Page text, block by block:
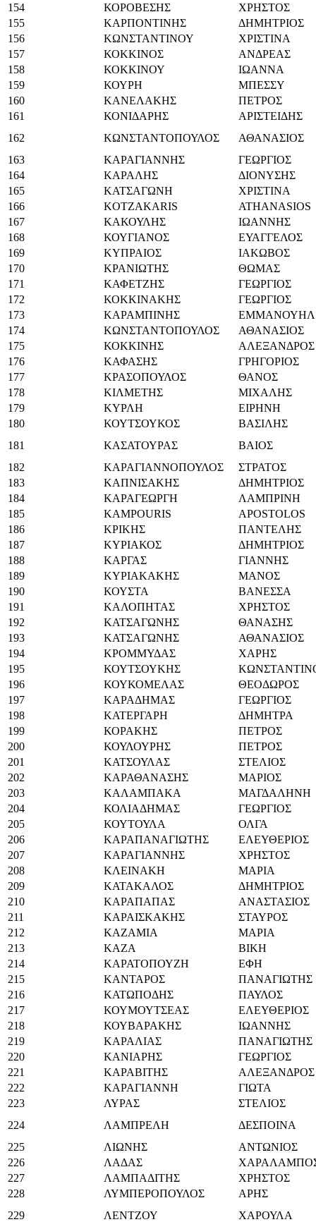
154
ΚΟΡΟΒΕΣΗΣ
ΧΡΗΣΤΟΣ
155
ΚΑΡΠΟΝΤΙΝΗΣ
ΔΗΜΗΤΡΙΟΣ
156
ΚΩΝΣΤΑΝΤΙΝΟΥ
ΧΡΙΣΤΙΝΑ
157
ΚΟΚΚΙΝΟΣ
ΑΝΔΡΕΑΣ
158
ΚΟΚΚΙΝΟΥ
ΙΩΑΝΝΑ
159
ΚΟΥΡΗ
ΜΠΕΣΣΥ
160
ΚΑΝΕΛΑΚΗΣ
ΠΕΤΡΟΣ
161
ΚΟΝΙΔΑΡΗΣ
ΑΡΙΣΤΕΙΔΗΣ
162
ΚΩΝΣΤΑΝΤΟΠΟΥΛΟΣ
ΑΘΑΝΑΣΙΟΣ
163
ΚΑΡΑΓΙΑΝΝΗΣ
ΓΕΩΡΓΙΟΣ
164
ΚΑΡΑΛΗΣ
ΔΙΟΝΥΣΗΣ
165
ΚΑΤΣΑΓΩΝΗ
ΧΡΙΣΤΙΝΑ
166
KOTZAKARIS
ATHANASIOS
167
ΚΑΚΟΥΛΗΣ
ΙΩΑΝΝΗΣ
168
ΚΟΥΓΙΑΝΟΣ
ΕΥΑΓΓΕΛΟΣ
169
ΚΥΠΡΑΙΟΣ
ΙΑΚΩΒΟΣ
170
ΚΡΑΝΙΩΤΗΣ
ΘΩΜΑΣ
171
ΚΑΦΕΤΖΗΣ
ΓΕΩΡΓΙΟΣ
172
ΚΟΚΚΙΝΑΚΗΣ
ΓΕΩΡΓΙΟΣ
173
ΚΑΡΑΜΠΙΝΗΣ
ΕΜΜΑΝΟΥΗΛ
174
ΚΩΝΣΤΑΝΤΟΠΟΥΛΟΣ
ΑΘΑΝΑΣΙΟΣ
175
ΚΟΚΚΙΝΗΣ
ΑΛΕΞΑΝΔΡΟΣ
176
ΚΑΦΑΣΗΣ
ΓΡΗΓΟΡΙΟΣ
177
ΚΡΑΣΟΠΟΥΛΟΣ
ΘΑΝΟΣ
178
ΚΙΛΜΕΤΗΣ
ΜΙΧΑΛΗΣ
179
ΚΥΡΛΗ
ΕΙΡΗΝΗ
180
ΚΟΥΤΣΟΥΚΟΣ
ΒΑΣΙΛΗΣ
181
ΚΑΣΑΤΟΥΡΑΣ
ΒΑΙΟΣ
182
ΚΑΡΑΓΙΑΝΝΟΠΟΥΛΟΣ
ΣΤΡΑΤΟΣ
183
ΚΑΠΝΙΣΑΚΗΣ
ΔΗΜΗΤΡΙΟΣ
184
ΚΑΡΑΓΕΩΡΓΗ
ΛΑΜΠΡΙΝΗ
185
KAMPOURIS
APOSTOLOS
186
ΚΡΙΚΗΣ
ΠΑΝΤΕΛΗΣ
187
ΚΥΡΙΑΚΟΣ
ΔΗΜΗΤΡΙΟΣ
188
ΚΑΡΓΑΣ
ΓΙΑΝΝΗΣ
189
ΚΥΡΙΑΚΑΚΗΣ
ΜΑΝΟΣ
190
ΚΟΥΣΤΑ
ΒΑΝΕΣΣΑ
191
ΚΑΛΟΠΗΤΑΣ
ΧΡΗΣΤΟΣ
192
ΚΑΤΣΑΓΩΝΗΣ
ΘΑΝΑΣΗΣ
193
ΚΑΤΣΑΓΩΝΗΣ
ΑΘΑΝΑΣΙΟΣ
194
ΚΡΟΜΜΥΔΑΣ
ΧΑΡΗΣ
195
ΚΟΥΤΣΟΥΚΗΣ
196
ΚΟΥΚΟΜΕΛΑΣ
ΘΕΟΔΩΡΟΣ
197
ΚΑΡΑΔΗΜΑΣ
ΓΕΩΡΓΙΟΣ
198
ΚΑΤΕΡΓΑΡΗ
ΔΗΜΗΤΡΑ
199
ΚΟΡΑΚΗΣ
ΠΕΤΡΟΣ
200
ΚΟΥΛΟΥΡΗΣ
ΠΕΤΡΟΣ
201
ΚΑΤΣΟΥΛΑΣ
ΣΤΕΛΙΟΣ
202
ΚΑΡΑΘΑΝΑΣΗΣ
ΜΑΡΙΟΣ
203
ΚΑΛΑΜΠΑΚΑ
ΜΑΓΔΑΛΗΝΗ
204
ΚΟΛΙΑΔΗΜΑΣ
ΓΕΩΡΓΙΟΣ
205
ΚΟΥΤΟΥΛΑ
ΟΛΓΑ
206
ΚΑΡΑΠΑΝΑΓΙΩΤΗΣ
ΕΛΕΥΘΕΡΙΟΣ
207
ΚΑΡΑΓΙΑΝΝΗΣ
ΧΡΗΣΤΟΣ
208
ΚΛΕΙΝΑΚΗ
ΜΑΡΙΑ
209
ΚΑΤΑΚΑΛΟΣ
ΔΗΜΗΤΡΙΟΣ
210
ΚΑΡΑΠΑΠΑΣ
ΑΝΑΣΤΑΣΙΟΣ
211
ΚΑΡΑΙΣΚΑΚΗΣ
ΣΤΑΥΡΟΣ
212
ΚΑΖΑΜΙΑ
ΜΑΡΙΑ
213
ΚΑΖΑ
ΒΙΚΗ
214
ΚΑΡΑΤΟΠΟΥΖΗ
ΕΦΗ
215
ΚΑΝΤΑΡΟΣ
ΠΑΝΑΓΙΩΤΗΣ
216
ΚΑΤΩΠΟΔΗΣ
ΠΑΥΛΟΣ
217
ΚΟΥΜΟΥΤΣΕΑΣ
ΕΛΕΥΘΕΡΙΟΣ
218
ΚΟΥΒΑΡΑΚΗΣ
ΙΩΑΝΝΗΣ
219
ΚΑΡΑΛΙΑΣ
ΠΑΝΑΓΙΩΤΗΣ
220
ΚΑΝΙΑΡΗΣ
ΓΕΩΡΓΙΟΣ
221
ΚΑΡΑΒΙΤΗΣ
ΑΛΕΞΑΝΔΡΟΣ
222
ΚΑΡΑΓΙΑΝΝΗ
ΓΙΩΤΑ
223
ΛΥΡΑΣ
ΣΤΕΛΙΟΣ
224
ΛΑΜΠΡΕΛΗ
ΔΕΣΠΟΙΝΑ
225
ΛΙΩΝΗΣ
ΑΝΤΩΝΙΟΣ
226
ΛΑΔΑΣ
227
ΛΑΜΠΑΔΙΤΗΣ
ΧΡΗΣΤΟΣ
228
ΛΥΜΠΕΡΟΠΟΥΛΟΣ
ΑΡΗΣ
229
ΛΕΝΤΖΟΥ
ΧΑΡΟΥΛΑ